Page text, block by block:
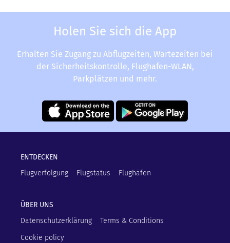
Holen Sie sich die App
Erhalten Sie Zugang zu Abflugzeiten, Wartezeiten bei
der Sicherheitskontrolle, Flughafen-WLAN,
Parkplätzen und mehr.
ENTDECKEN
Flugverfolgung
Flugstatus Flughäfen
ÜBER UNS
Datenschutzerklärung
Terms & Conditions
Cookie policy